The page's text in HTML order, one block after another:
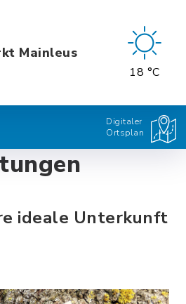
Mainleus
18 °C
Digitaler
Ortsplan
ideale Unterkunft